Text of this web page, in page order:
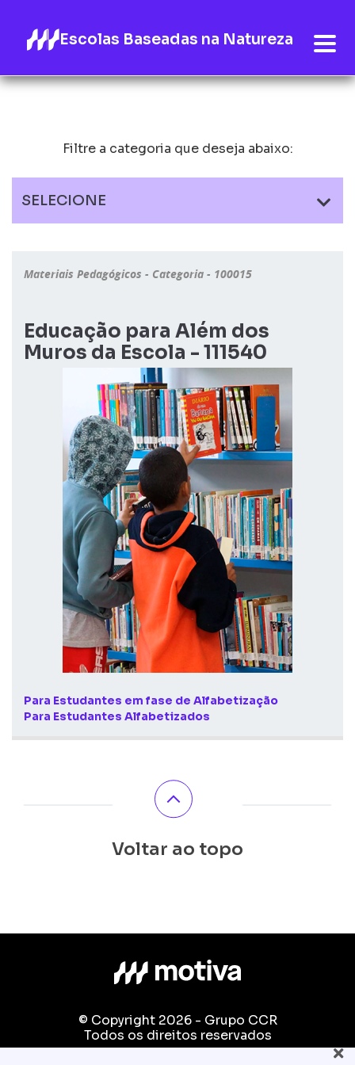
Escolas Baseadas na Natureza
Filtre a categoria que deseja abaixo:
SELECIONE
Materiais Pedagógicos - Categoria - 100015
Educação para Além dos
Muros da Escola - 111540
Para Estudantes em fase de Alfabetização
Para Estudantes Alfabetizados
Voltar ao topo
© Copyright 2026 - Grupo CCR
Todos os direitos reservados